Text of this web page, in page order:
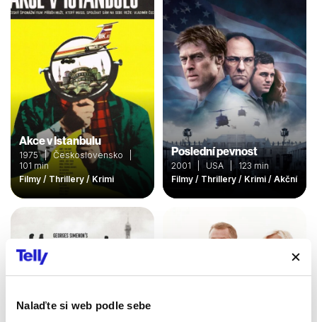
Nalaďte si web podle sebe
Akce v Istanbulu
1975 | Československo |
101 min
Filmy / Thrillery / Krimi
Poslední pevnost
2001 | USA | 123 min
Filmy / Thrillery / Krimi / Akční